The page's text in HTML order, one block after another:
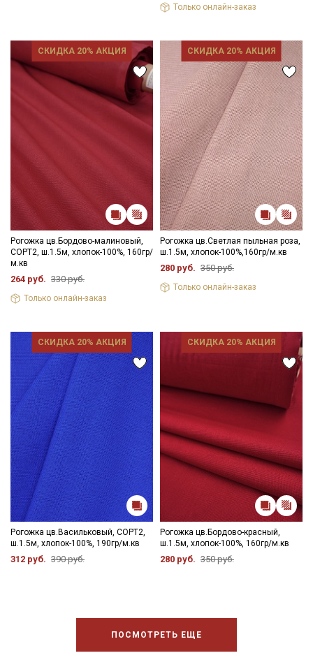
Только онлайн-заказ
СКИДКА 20% АКЦИЯ
Рогожка цв.Бордово-малиновый,
СОРТ2, ш.1.5м, хлопок-100%, 160гр/
м.кв
264 руб. 330 руб.
Только онлайн-заказ
СКИДКА 20% АКЦИЯ
Рогожка цв.Светлая пыльная роза,
ш.1.5м, хлопок-100%,160гр/м.кв
280 руб. 350 руб.
Только онлайн-заказ
СКИДКА 20% АКЦИЯ
Рогожка цв.Васильковый, СОРТ2,
ш.1.5м, хлопок-100%, 190гр/м.кв
312 руб. 390 руб.
СКИДКА 20% АКЦИЯ
Рогожка цв.Бордово-красный,
ш.1.5м, хлопок-100%, 160гр/м.кв
280 руб. 350 руб.
ПОСМОТРЕТЬ ЕЩЕ